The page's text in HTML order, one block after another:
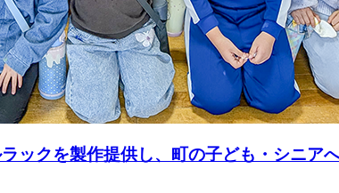
ックを製作提供し、町の子ども・シニア